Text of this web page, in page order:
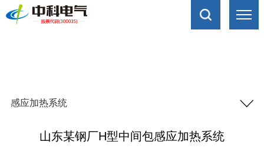
感应加热系统
山东某钢厂H型中间包感应加热系统